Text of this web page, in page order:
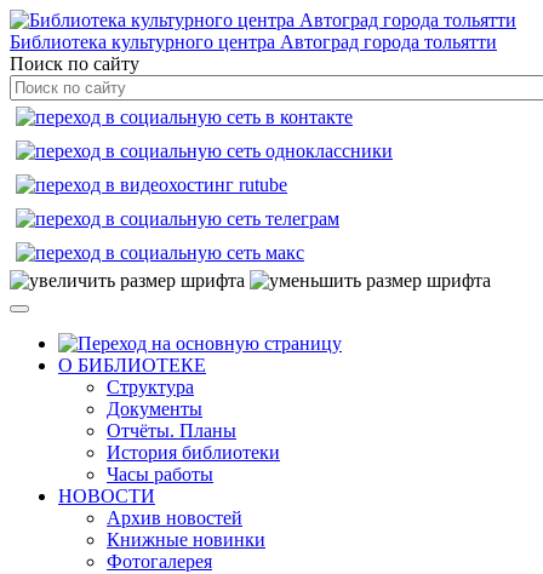
Библиотека культурного центра Автоград города тольятти
Поиск по сайту
О БИБЛИОТЕКЕ
Структура
Документы
Отчёты. Планы
История библиотеки
Часы работы
НОВОСТИ
Архив новостей
Книжные новинки
Фотогалерея